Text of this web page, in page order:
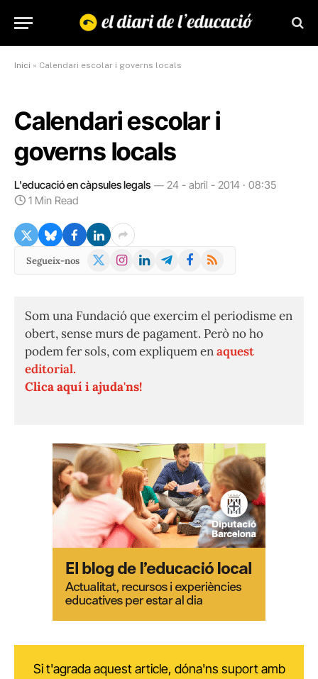
Inici » Calendari escolar i governs locals
Calendari escolar i
governs locals
L'educació en càpsules legals
24 - abril - 2014 · 08:35
1 Min Read
Segueix-nos
X
Instagram
LinkedInTelegramFacebook
RSS
Som una Fundació que exercim el periodisme en
obert, sense murs de pagament. Però no ho
podem fer sols, com expliquem enaquest
editorial.
Clica aquí i ajuda'ns!
Si t'agrada aquest article, dóna'ns suport amb